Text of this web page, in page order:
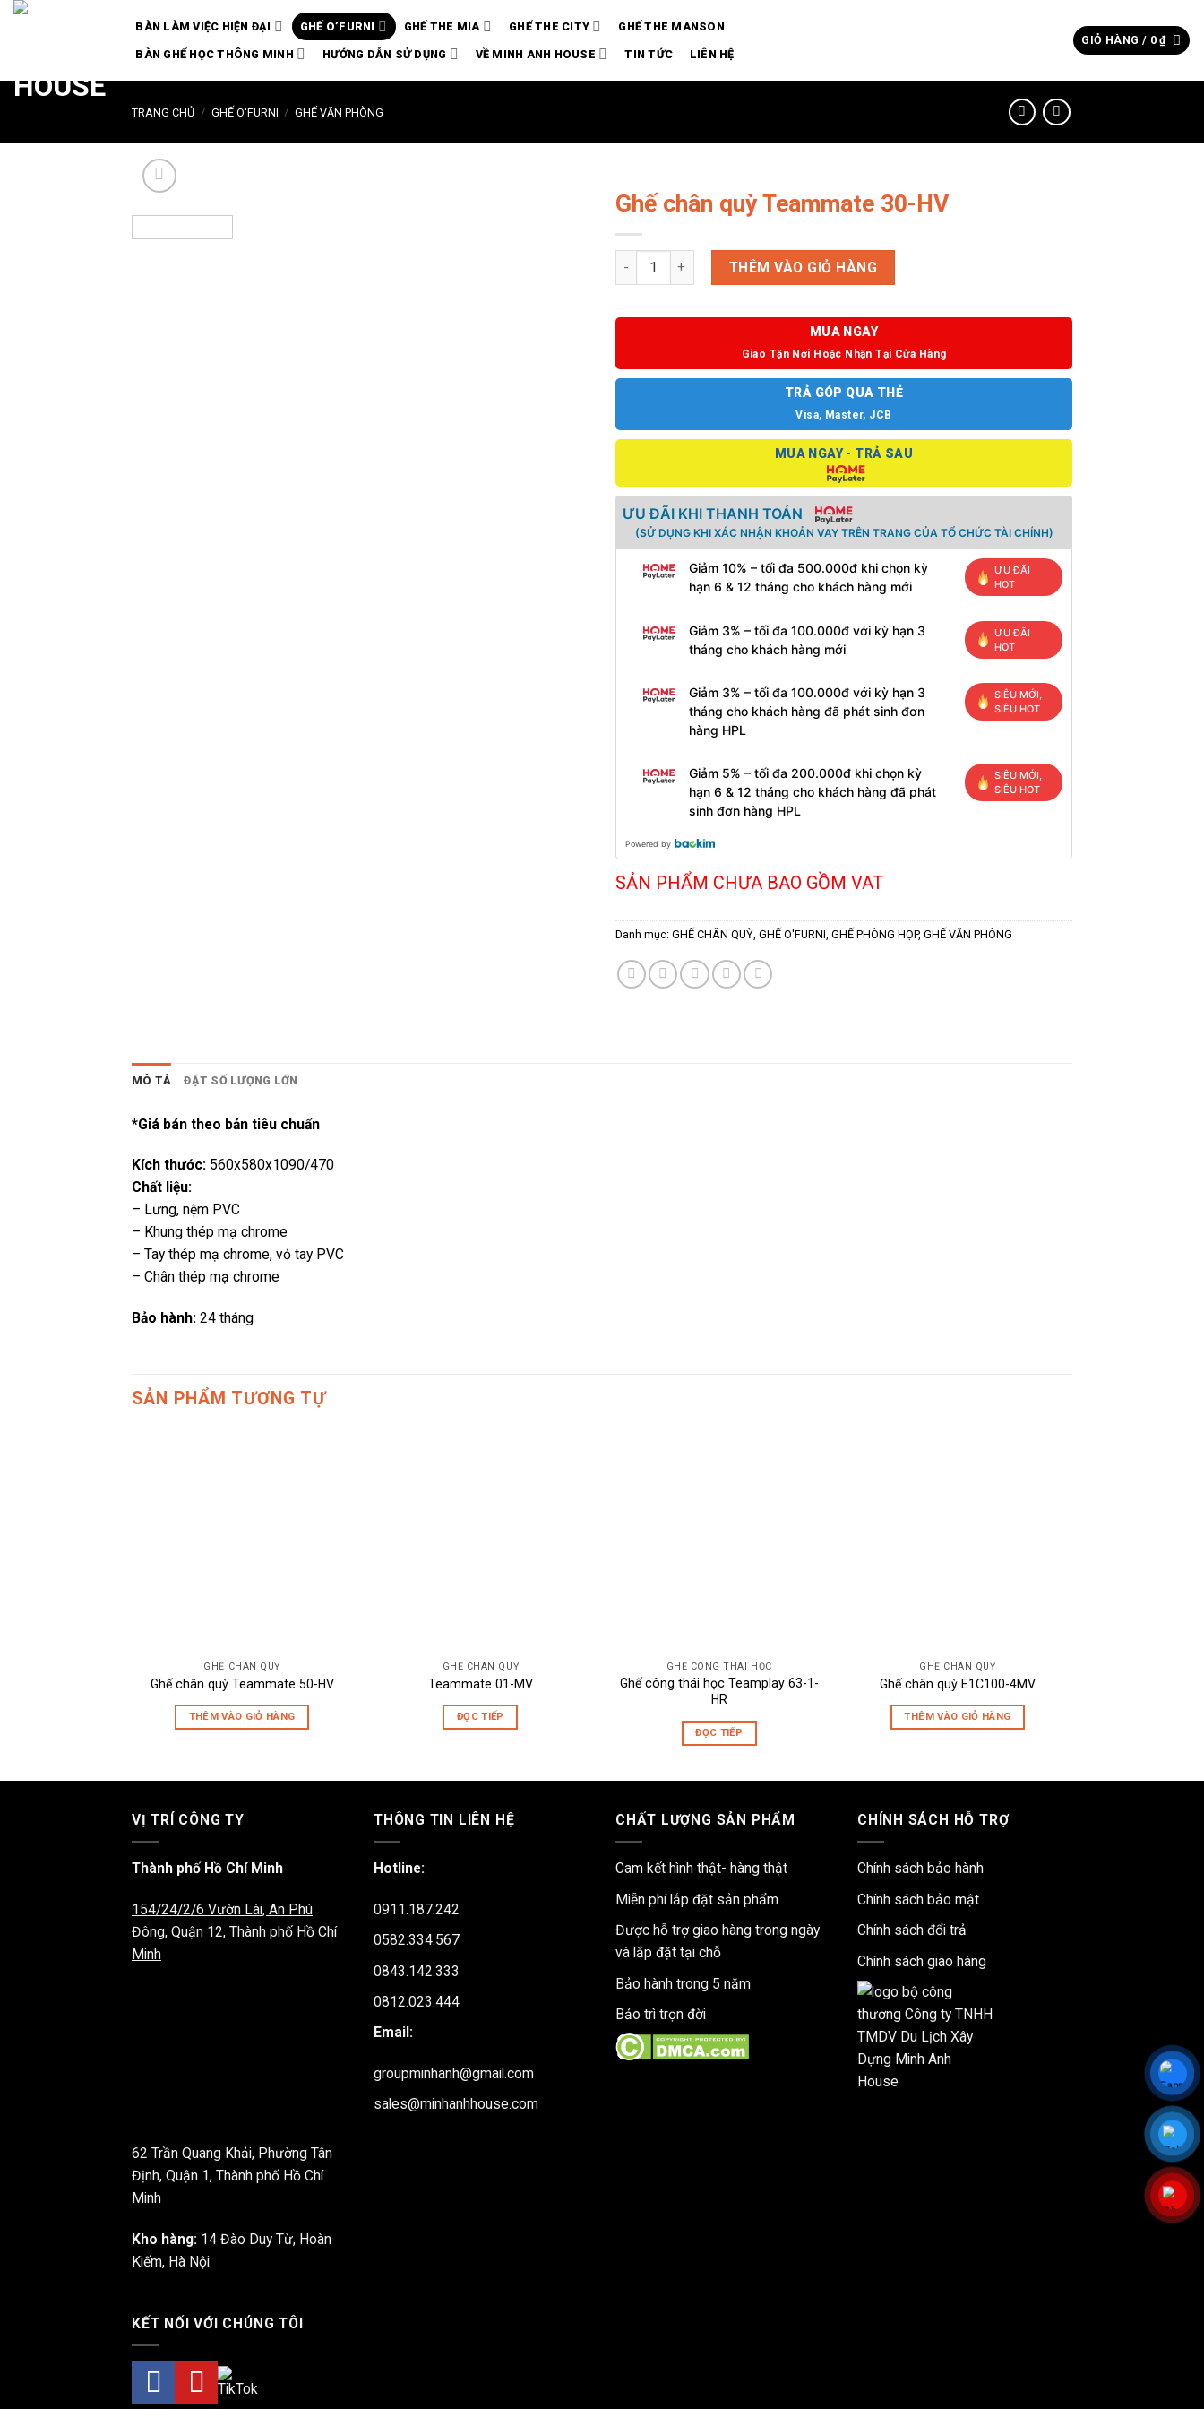
Chuyển
dung
BÀN LÀM VIỆC HIỆN ĐẠI GHẾ O’FURNI GHẾ THE MIA GHẾ THE CITY GHẾ THE MANSON
BÀN GHẾ HỌC THÔNG MINH HƯỚNG DẪN SỬ DỤNG VỀ MINH ANH HOUSE TIN TỨC LIÊN HỆ
GIỎ HÀNG / 0₫
TRANG CHỦ / GHẾ O'FURNI / GHẾ VĂN PHÒNG
Ghế chân quỳ Teammate 30-HV
Ghế chân quỳ Teammate 30-HV số lượng
THÊM VÀO GIỎ HÀNG
MUA NGAY
Giao Tận Nơi Hoặc Nhận Tại Cửa Hàng
TRẢ GÓP QUA THẺ
Visa, Master, JCB
MUA NGAY - TRẢ SAU
ƯU ĐÃI KHI THANH TOÁN
(SỬ DỤNG KHI XÁC NHẬN KHOẢN VAY TRÊN TRANG CỦA TỔ CHỨC TÀI CHÍNH)
Giảm 10% – tối đa 500.000đ khi chọn kỳ
hạn 6 & 12 tháng cho khách hàng mới
ƯU ĐÃI
HOT
Giảm 3% – tối đa 100.000đ với kỳ hạn 3
tháng cho khách hàng mới
ƯU ĐÃI
HOT
Giảm 3% – tối đa 100.000đ với kỳ hạn 3
tháng cho khách hàng đã phát sinh đơn
hàng HPL
SIÊU MỚI,
SIÊU HOT
Giảm 5% – tối đa 200.000đ khi chọn kỳ
hạn 6 & 12 tháng cho khách hàng đã phát
sinh đơn hàng HPL
SIÊU MỚI,
SIÊU HOT
Powered by
SẢN PHẨM CHƯA BAO GỒM VAT
Danh mục: GHẾ CHÂN QUỲ, GHẾ O'FURNI, GHẾ PHÒNG HỌP, GHẾ VĂN PHÒNG
MÔ TẢ ĐẶT SỐ LƯỢNG LỚN
*Giá bán theo bản tiêu chuẩn
Kích thước: 560x580x1090/470
Chất liệu:
– Lưng, nệm PVC
– Khung thép mạ chrome
– Tay thép mạ chrome, vỏ tay PVC
– Chân thép mạ chrome
Bảo hành: 24 tháng
SẢN PHẨM TƯƠNG TỰ
GHẾ CHÂN QUỲ
Ghế chân quỳ Teammate 50-HV
THÊM VÀO GIỎ HÀNG
GHẾ CHÂN QUỲ
Teammate 01-MV
ĐỌC TIẾP
GHẾ CÔNG THÁI HỌC
Ghế công thái học Teamplay 63-1-
HR
ĐỌC TIẾP
GHẾ CHÂN QUỲ
Ghế chân quỳ E1C100-4MV
THÊM VÀO GIỎ HÀNG
VỊ TRÍ CÔNG TY
Thành phố Hồ Chí Minh
154/24/2/6 Vườn Lài, An Phú
Đông, Quận 12, Thành phố Hồ Chí
Minh
62 Trần Quang Khải, Phường Tân
Định, Quận 1, Thành phố Hồ Chí
Minh
Kho hàng: 14 Đào Duy Từ, Hoàn
Kiếm, Hà Nội
THÔNG TIN LIÊN HỆ
Hotline:
0911.187.242
0582.334.567
0843.142.333
0812.023.444
Email:
groupminhanh@gmail.com
sales@minhanhhouse.com
CHẤT LƯỢNG SẢN PHẨM
Cam kết hình thật- hàng thật
Miễn phí lắp đặt sản phẩm
Được hỗ trợ giao hàng trong ngày
và lắp đặt tại chỗ
Bảo hành trong 5 năm
Bảo trì trọn đời
CHÍNH SÁCH HỖ TRỢ
Chính sách bảo hành
Chính sách bảo mật
Chính sách đổi trả
Chính sách giao hàng
KẾT NỐI VỚI CHÚNG TÔI